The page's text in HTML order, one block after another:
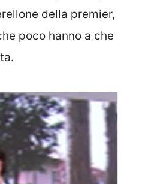
della premier,
poco hanno a che